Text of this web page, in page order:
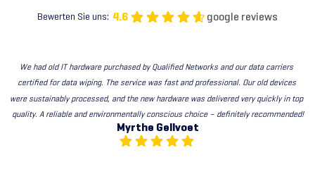
Bewerten Sie uns: 4.6 google reviews
Myrthe Gellvoet
We had old IT hardware purchased by Qualified Networks and our data carriers
certified for data wiping. The service was fast and professional. Our old devices
were sustainably processed, and the new hardware was delivered very quickly in top
quality. A reliable and environmentally conscious choice – definitely recommended!